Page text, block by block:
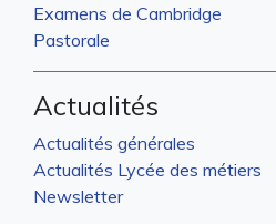
Examens de Cambridge
Pastorale
Actualités
Actualités générales
Actualités Lycée des métiers
Newsletter